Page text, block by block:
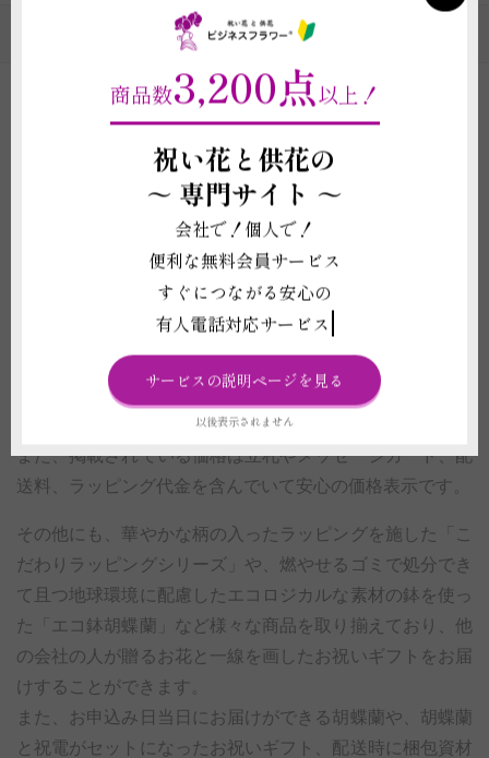
胡蝶蘭(大輪)のカテゴリの一覧
胡蝶蘭5本立ちの通販｜用途別の選び方・相場・
祝い花の通信販売店であるビジネスフラワー®では、お祝
いの贈り物やギフトの定番である大輪の胡蝶蘭を全国にお
届けしております。
ビジネスフラワー®の胡蝶蘭は全国各地の生産農家より宅
配便にて直送でお届けしているため、市場や生花店のお花
と比べても鮮度が抜群なのが特徴です。
最短でお申込み日から翌日に配送することができて、急な
お祝いごとにも間に合わせることができます。
また、掲載されている価格は立札やメッセージカード、配
送料、ラッピング代金を含んでいて安心の価格表示です。
その他にも、華やかな柄の入ったラッピングを施した「こ
だわりラッピングシリーズ」や、燃やせるゴミで処分でき
て且つ地球環境に配慮したエコロジカルな素材の鉢を使っ
た「エコ鉢胡蝶蘭」など様々な商品を取り揃えており、他
の会社の人が贈るお花と一線を画したお祝いギフトをお届
けすることができます。
また、お申込み日当日にお届けができる胡蝶蘭や、胡蝶蘭
と祝電がセットになったお祝いギフト、配送時に梱包資材
商品数3,200点以上！
祝い花と供花の
～ 専門サイト ～
会社で！個人で！
便利な無料会員サービス
すぐにつながる安心の
有人電話対応サービス
サービスの説明ページを見る
以後表示されません